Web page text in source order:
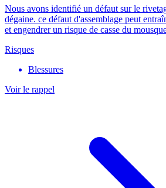
Nous avons identifié un défaut sur le
dégaine. ce défaut d'assemblage peut
et engendrer un risque de casse du
Risques
Blessures
Voir le rappel